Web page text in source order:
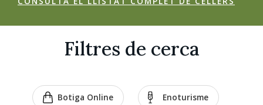
Filtres de cerca
Botiga Online Enoturisme